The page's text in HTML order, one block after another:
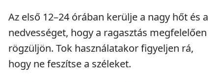
Az első 12–24 órában kerülje a nagy hőt és a
nedvességet, hogy a ragasztás megfelelően
rögzüljön. Tok használatakor figyeljen rá,
hogy ne feszítse a széleket.